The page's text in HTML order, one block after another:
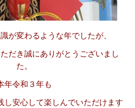
が変わるような年でしたが、
だき誠にありがとうございまし
た。
年令和３年も
し安心して楽しんでいただけます